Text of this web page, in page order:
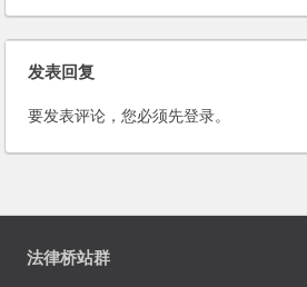
发表回复
要发表评论，您必须先登录。
法律桥站群